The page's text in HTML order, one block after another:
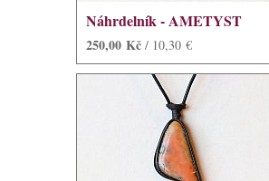
Náhrdelník - AMETYST
250,00 Kč / 10,30 €